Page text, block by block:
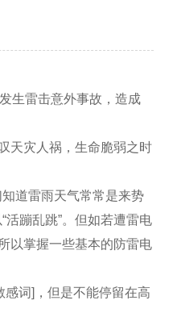
生雷击意外事故，造成
天灾人祸，生命脆弱之时
道雷雨天气常常是来势
蹦乱跳”。但如若遭雷电
以掌握一些基本的防雷电
词]，但是不能停留在高